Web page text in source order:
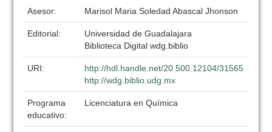
Asesor: Marisol Maria Soledad Abascal Jhonson
Editorial:
Universidad de Guadalajara
Biblioteca Digital wdg.biblio
URI:
http://hdl.handle.net/20.500.12104/31565
http://wdg.biblio.udg.mx
Programa
educativo:
Licenciatura en Química